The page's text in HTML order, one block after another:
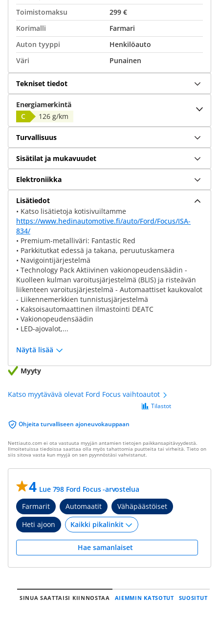
Toimistomaksu
299 €
Korimalli
Farmari
Auton tyyppi
Henkilöauto
Väri
Punainen
Tekniset tiedot
Energiamerkintä
C
126 g/km
Turvallisuus
Sisätilat ja mukavuudet
Elektroniikka
Lisätiedot
• Katso lisätietoja kotisivuiltamme
https://www.hedinautomotive.fi/auto/Ford/Focus/ISA-
834/
• Premium-metalliväri: Fantastic Red
• Parkkitutkat edessä ja takana, peruutuskamera
• Navigointijärjestelmä
• Technology Pack Aktiivinen vakionopeudensäädin -
Kuolleen kulman varoitusjärjestelmä (BLIS) ja risteävän
liikenteen varoitusjärjestelmä - Automaattiset kaukovalot
- Liikennemerkkien tunnistusjärjestelmä
• Kaksoisautomaattinen ilmastointi DEATC
• Vakionopeudensäädin
• LED-ajovalot,...
Näytä lisää
Myyty
Katso myytävävä olevat Ford Focus vaihtoautot
Ohjeita turvalliseen ajoneuvokauppaan
Tilastot
Nettiauto.com ei ota vastuuta myyjän antamien tietojen paikkansapitävyydestä.
Ilmoitetuissa tiedoissa saattaa olla myös tahattomia puutteita tai virheitä. Tieto on
siis sitova vasta kun myyjä on sen pyynnöstäsi vahvistanut.
4 Lue 798 Ford Focus -arvostelua
Farmarit
Automaatit
Vähäpäästöiset
Heti ajoon
Hae samanlaiset
SINUA SAATTAISI KIINNOSTAA AIEMMIN KATSOTUT SUOSITUT